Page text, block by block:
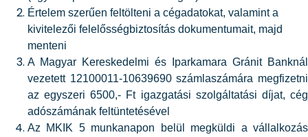
Értelem szerűen feltölteni a cégadatokat, valamint a
kivitelezői felelősségbiztosítás dokumentumait, majd
menteni
A Magyar Kereskedelmi és Iparkamara Gránit Banknál
vezetett 12100011-10639690 számlaszámára megfizetni
az egyszeri 6500,- Ft igazgatási szolgáltatási díjat, cég
adószámának feltüntetésével
Az MKIK 5 munkanapon belül megküldi a vállalkozás